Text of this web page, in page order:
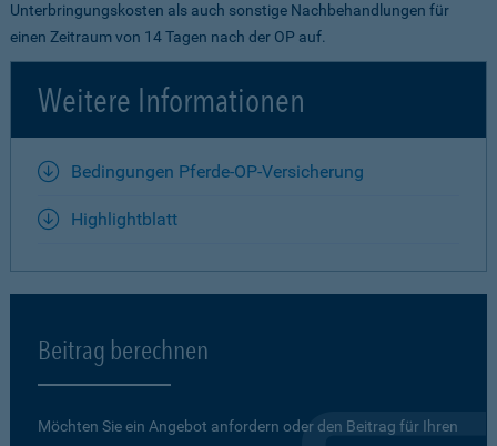
Unterbringungskosten als auch sonstige Nachbehandlungen für
einen Zeitraum von 14 Tagen nach der OP auf.
Weitere Informationen
Bedingungen Pferde-OP-Versicherung
Highlightblatt
Beitrag berechnen
Möchten Sie ein Angebot anfordern oder den Beitrag für Ihren